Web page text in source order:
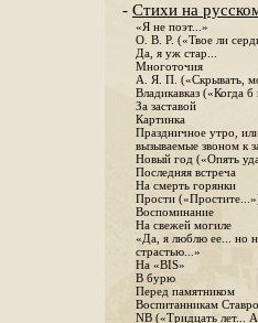
- Стихи на
«Я не поэт...»
О. В. Р. («Твое ли
Да, я уж стар...
Многоточия
А. Я. П. («Скрывать,
Владикавказ («Когда
За заставой
Картинка
Праздничное утро,
вызываемые звоном к
Новый год («Опять
Последняя встреча
На смерть горянки
Прости
Воспоминание
На свежей могиле
«Да, я люблю ее... но
страстью...»
На «BIS»
В бурю
Перед памятником
Воспитанникам
NB («Тридцать лет...